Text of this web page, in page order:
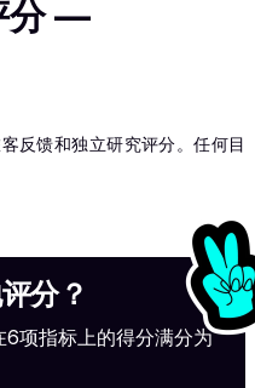
分 —
反馈和独立研究评分。任何目
评分？
项指标上的得分满分为